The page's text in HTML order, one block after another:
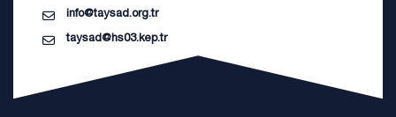
info@taysad.org.tr
taysad@hs03.kep.tr